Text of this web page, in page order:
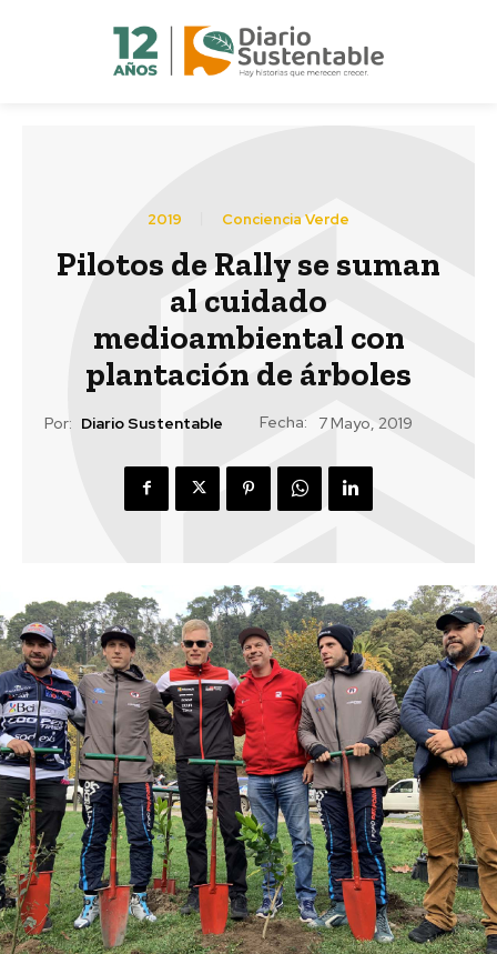
2019 Conciencia Verde
Pilotos de Rally se suman
al cuidado
medioambiental con
plantación de árboles
Por: Diario Sustentable Fecha: 7 Mayo, 2019